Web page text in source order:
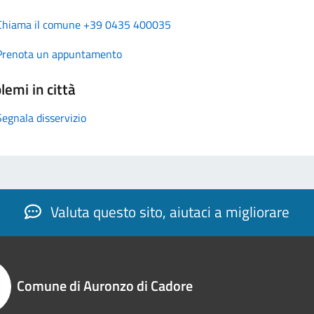
il comune +39 0435 400035
un appuntamento
in città
disservizio
Valuta questo sito, aiutaci a migliorare
Comune di Auronzo di Cadore